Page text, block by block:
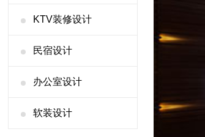
KTV装修设计
民宿设计
办公室设计
软装设计